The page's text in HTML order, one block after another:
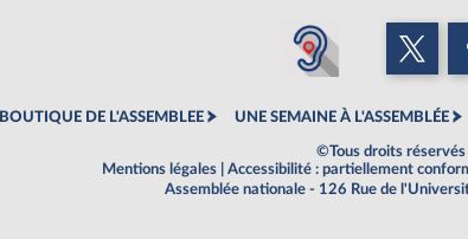
BOUTIQUE DE L'ASSEMBLEE UNE SEMAINE À L'ASSEMBLÉE
©Tous droits
Mentions légales
Accessibilité : partiellement
Assemblée nationale - 126 Rue de